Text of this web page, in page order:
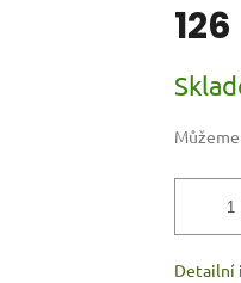
cena:
Detailní